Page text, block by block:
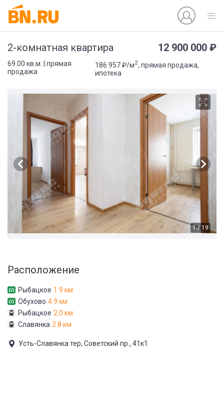
2-комнатная квартира 12 900 000 ₽
69.00 кв.м. | прямая
продажа
186 957 ₽/м2, прямая продажа,
ипотека
1 / 19
Расположение
Рыбацкое 1.9 км
Обухово 4.9 км
Рыбацкое 2.0 км
Славянка 2.8 км
Усть-Славянка тер, Советский пр., 41к1